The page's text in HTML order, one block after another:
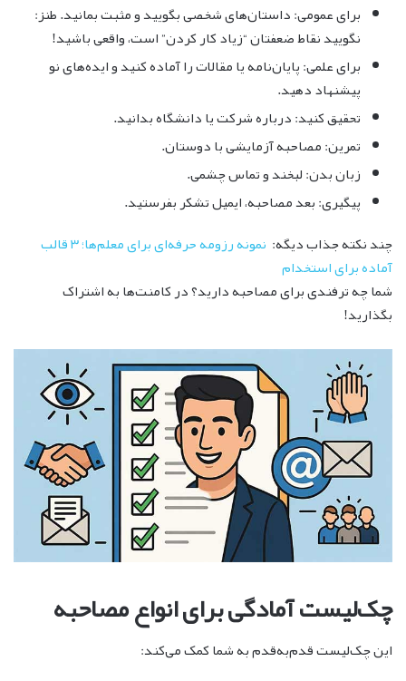
برای عمومی: داستان‌های شخصی بگویید و مثبت بمانید. طنز:
نگویید نقاط ضعفتان “زیاد کار کردن” است، واقعی باشید!
برای علمی: پایان‌نامه یا مقالات را آماده کنید و ایده‌های نو
پیشنهاد دهید.
تحقیق کنید: درباره شرکت یا دانشگاه بدانید.
تمرین: مصاحبه آزمایشی با دوستان.
زبان بدن: لبخند و تماس چشمی.
پیگیری: بعد مصاحبه، ایمیل تشکر بفرستید.
چند نکته جذاب دیگه:
نمونه رزومه حرفه‌ای برای معلم‌ها؛ ۳ قالب
آماده برای استخدام
شما چه ترفندی برای مصاحبه دارید؟ در کامنت‌ها به اشتراک
بگذارید!
چک‌لیست آمادگی برای انواع مصاحبه
این چک‌لیست قدم‌به‌قدم به شما کمک می‌کند: